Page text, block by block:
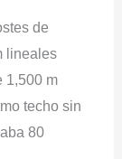
de
lineales
1,500 m
techo sin
80